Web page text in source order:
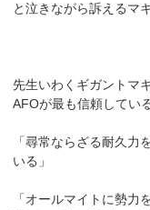
と泣きながら訴えるマキ
先生いわくギガントマ
AFOが最も信頼してい
「尋常ならざる耐久力
いる」
「オールマイトに勢